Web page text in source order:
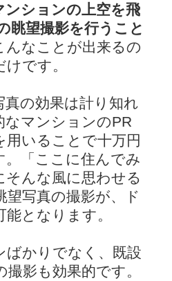
ンションの上空を飛
眺望撮影を行うこと
んなことが出来るの
です。
真の効果は計り知れ
なマンションのPR
用いることで十万円
。「ここに住んでみ
そんな風に思わせる
望写真の撮影が、ド
となります。
ばかりでなく、既設
影も効果的です。